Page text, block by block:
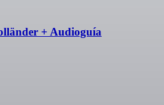
+ Audioguía